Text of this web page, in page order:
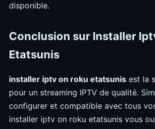
disponible.
Conclusion sur Installer
Etatsunis
installer iptv on roku etatsunis est la
pour un streaming IPTV de qualité.
configurer et compatible avec tous
installer iptv on roku etatsunis vous